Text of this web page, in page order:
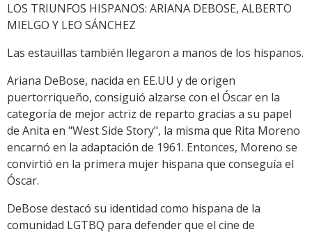
LOS TRIUNFOS HISPANOS: ARIANA DEBOSE, ALBERTO
MIELGO Y LEO SÁNCHEZ
Las estauillas también llegaron a manos de los hispanos.
Ariana DeBose, nacida en EE.UU y de origen
puertorriqueño, consiguió alzarse con el Óscar en la
categoría de mejor actriz de reparto gracias a su papel
de Anita en "West Side Story", la misma que Rita Moreno
encarnó en la adaptación de 1961. Entonces, Moreno se
convirtió en la primera mujer hispana que conseguía el
Óscar.
DeBose destacó su identidad como hispana de la
comunidad LGTBQ para defender que el cine de